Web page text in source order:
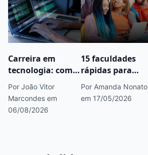
Carreira em
tecnologia: como
começar, áreas
em alta e
caminhos para
crescer
Por João Vitor
Marcondes em
06/08/2026
15 faculdades
rápidas para
fazer concurso
público que você
precisa conhecer
Por Amanda Nonato
em 17/05/2026